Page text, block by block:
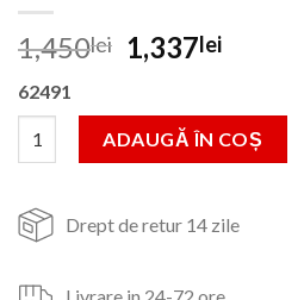
1,450lei
Prețul
inițial
fost:
1,450lei.
1,337leiPrețul
62491
Cantitate MACARA INDUSTRIALA
ADAUGĂ ÎN COȘ
Drept de retur 14 zile